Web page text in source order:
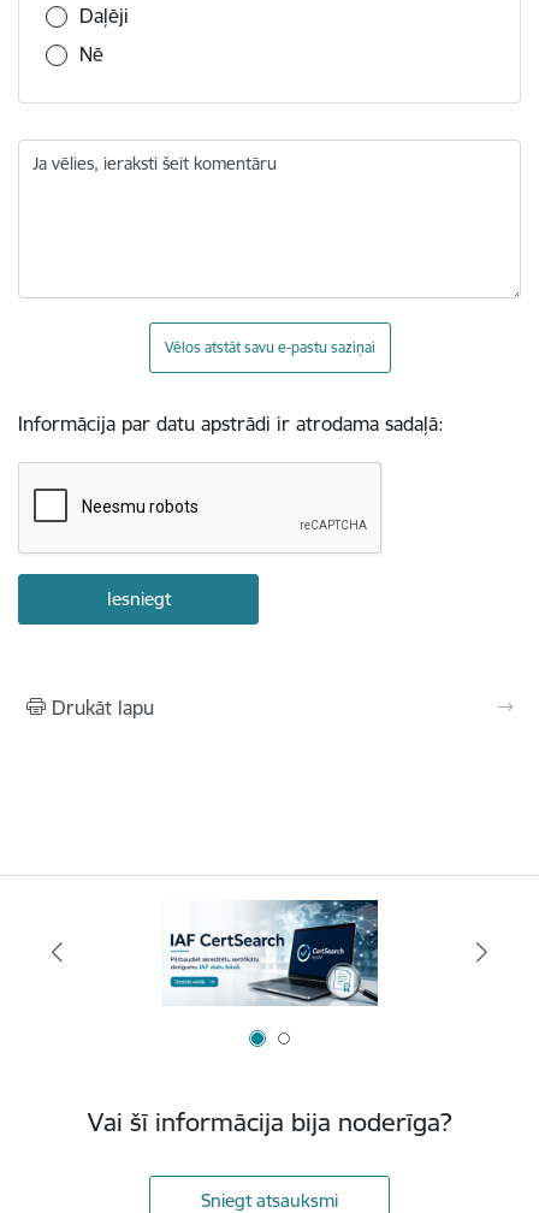
Daļēji
Nē
Ja vēlies, ieraksti šeit komentāru
Vēlos atstāt savu e-pastu saziņai
Informācija par datu apstrādi ir atrodama sadaļā:
Drukāt lapu
Vai šī informācija bija noderīga?
Sniegt atsauksmi